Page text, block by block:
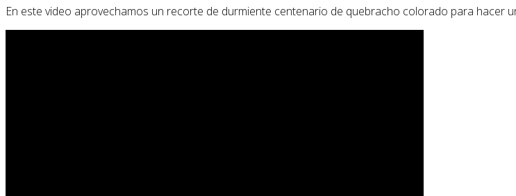
En este video aprovechamos un recorte de durmiente centenario de quebracho colorado para hacer